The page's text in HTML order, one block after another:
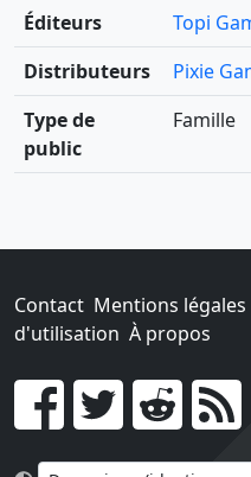
Éditeurs
Topi
Distributeurs
Pixie
Type de
public
Famille
Contact Mentions légales
d'utilisation À propos